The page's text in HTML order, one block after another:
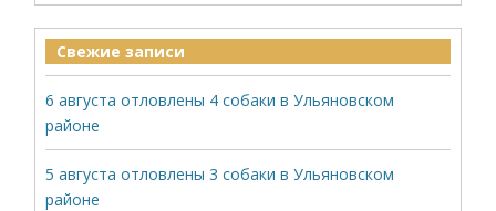
Свежие записи
6 августа отловлены 4 собаки в Ульяновском
районе
5 августа отловлены 3 собаки в Ульяновском
районе